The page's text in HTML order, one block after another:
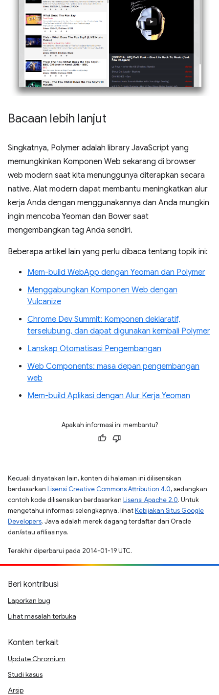
Bacaan lebih lanjut
Singkatnya, Polymer adalah library JavaScript yang
memungkinkan Komponen Web sekarang di browser
web modern saat kita menunggunya diterapkan secara
native. Alat modern dapat membantu meningkatkan alur
kerja Anda dengan menggunakannya dan Anda mungkin
ingin mencoba Yeoman dan Bower saat
mengembangkan tag Anda sendiri.
Beberapa artikel lain yang perlu dibaca tentang topik ini:
Mem-build WebApp dengan Yeoman dan Polymer
Menggabungkan Komponen Web dengan
Vulcanize
Chrome Dev Summit: Komponen deklaratif,
terselubung, dan dapat digunakan kembali Polymer
Lanskap Otomatisasi Pengembangan
Web Components: masa depan pengembangan
web
Mem-build Aplikasi dengan Alur Kerja Yeoman
Apakah informasi ini membantu?
Kecuali dinyatakan lain, konten di halaman ini dilisensikan
berdasarkan Lisensi Creative Commons Attribution 4.0, sedangkan
contoh kode dilisensikan berdasarkan Lisensi Apache 2.0. Untuk
mengetahui informasi selengkapnya, lihatKebijakan Situs Google
Developers. Java adalah merek dagang terdaftar dari Oracle
dan/atau afiliasinya.
Terakhir diperbarui pada 2014-01-19 UTC.
Beri kontribusi
Laporkan bug
Lihat masalah terbuka
Konten terkait
Update Chromium
Studi kasus
Arsip